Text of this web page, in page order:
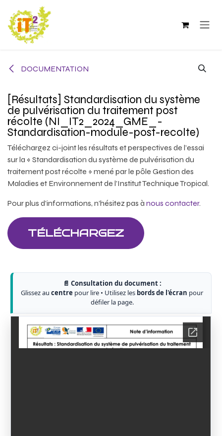
Se rendre au contenu
DOCUMENTATION
[Résultats] Standardisation du système
de pulvérisation du traitement post
récolte (NI_IT2_2024_GME_-
Standardisation-module-post-recolte)
Téléchargez ci-joint les résultats et perspectives de l’essai
sur la « Standardisation du système de pulvérisation du
traitement post récolte » mené par le pôle Gestion des
Maladies et Environnement de l’Institut Technique Tropical.
Pour plus d’informations, n’hésitez pas à nous contacter.
TÉLÉCHARGEZ
📄 Consultation du document :
Glissez au centre pour lire • Utilisez les bords de l'écran pour
défiler la page.